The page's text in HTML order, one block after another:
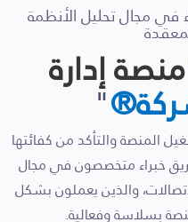
في مجال تحليل الأنظمة
منصة إدارة
"
والتأكد من كفائتها
خبراء متخصصون في مجال
والذين يعملون بشكل
بسلاسة وفعالية.